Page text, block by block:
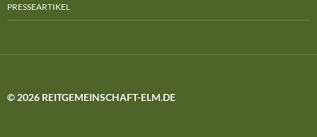
PRESSEARTIKEL
© 2026 REITGEMEINSCHAFT-ELM.DE